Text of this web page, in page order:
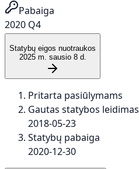
Pabaiga
2020 Q4
Statybų eigos nuotraukos
2025 m. sausio 8 d.
Pritarta pasiūlymams
Gautas statybos leidimas
2018-05-23
Statybų pabaiga
2020-12-30